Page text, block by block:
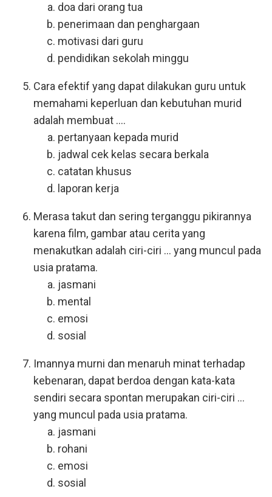
doa dari orang tua
penerimaan dan penghargaan
motivasi dari guru
pendidikan sekolah minggu
Cara efektif yang dapat dilakukan guru untuk
memahami keperluan dan kebutuhan murid
adalah membuat ....
pertanyaan kepada murid
jadwal cek kelas secara berkala
catatan khusus
laporan kerja
Merasa takut dan sering terganggu pikirannya
karena film, gambar atau cerita yang
menakutkan adalah ciri-ciri ... yang muncul pada
usia pratama.
jasmani
mental
emosi
sosial
Imannya murni dan menaruh minat terhadap
kebenaran, dapat berdoa dengan kata-kata
sendiri secara spontan merupakan ciri-ciri ...
yang muncul pada usia pratama.
jasmani
rohani
emosi
sosial